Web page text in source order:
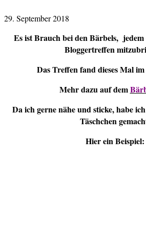
29. September 2018
Es ist Brauch bei den Bärbels,
Bloggertreffen
Das Treffen fand dieses Mal
Mehr dazu auf dem
Da ich gerne nähe und sticke, habe
Täschchen
Hier ein Beispiel: